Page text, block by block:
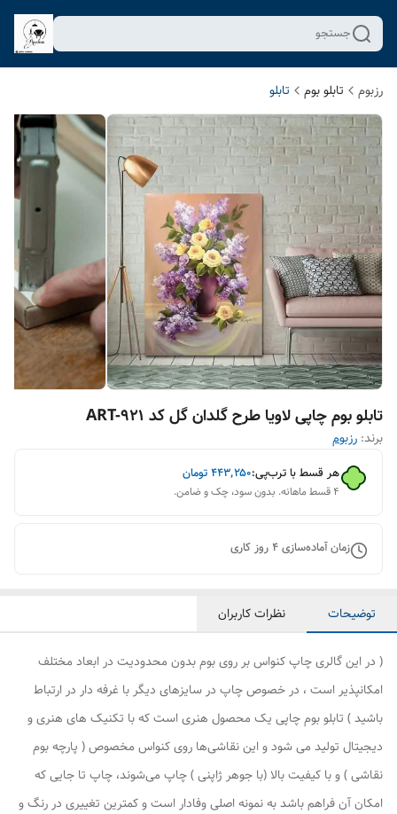
جستجو
رزبوم تابلو بوم تابلو
تابلو بوم چاپی لاویا طرح گلدان گل کد ART-921
برند: رزبوم
هر قسط با ترب‌پی:۴۴۳٬۲۵۰تومان
۴ قسط ماهانه. بدون سود، چک و ضامن.
زمان آماده‌سازی4روز کاری
توضیحات نظرات کاربران
( در این گالری چاپ کنواس بر روی بوم بدون محدودیت در ابعاد مختلف
امکانپذیر است ، در خصوص چاپ در سایزهای دیگر با غرفه دار در ارتباط
باشید ) تابلو بوم چاپی یک محصول هنری است که با تکنیک های هنری و
دیجیتال تولید می شود و این نقاشی‌ها روی کنواس مخصوص ( پارچه بوم
نقاشی ) و با کیفیت بالا (با جوهر ژاپنی ) چاپ می‌شوند، چاپ تا جایی که
امکان آن فراهم باشد به نمونه اصلی وفادار است و کمترین تغییری در رنگ و